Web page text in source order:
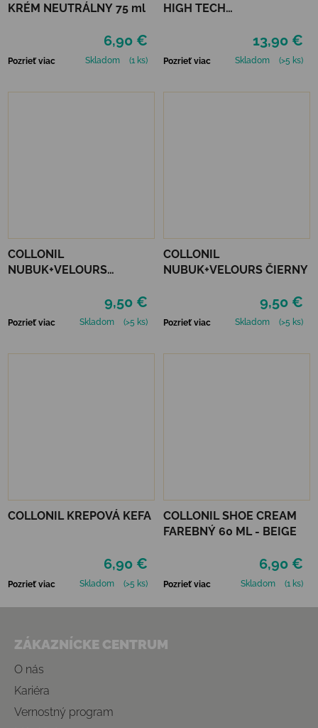
KRÉM NEUTRÁLNY 75 ml
6,90 €
Pozrieť viac Skladom (1 ks)
HIGH TECH
13,90 €
Pozrieť viac Skladom (>5 ks)
COLLONIL
NUBUK+VELOURS
9,50 €
Pozrieť viac Skladom (>5 ks)
COLLONIL
NUBUK+VELOURS ČIERNY
9,50 €
Pozrieť viac Skladom (>5 ks)
COLLONIL KREPOVÁ KEFA
6,90 €
Pozrieť viac Skladom (>5 ks)
COLLONIL SHOE CREAM
FAREBNÝ 60 ML - BEIGE
6,90 €
Pozrieť viac Skladom (1 ks)
ZÁKAZNÍCKE CENTRUM
O nás
Kariéra
Vernostný program